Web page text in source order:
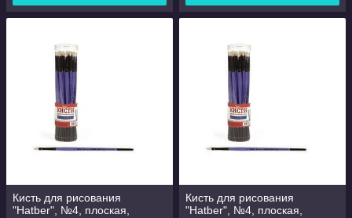
Кисть для рисования
"Hatber", №4, плоская,
Кисть для рисования
"Hatber", №4, плоская,